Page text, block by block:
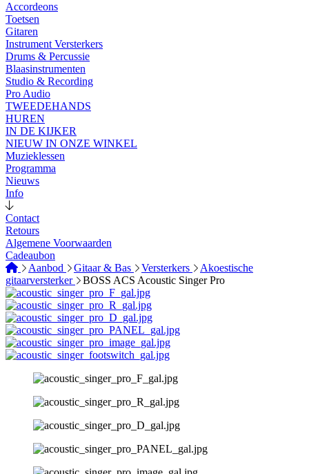
Accordeons
Toetsen
Gitaren
Instrument Versterkers
Drums & Percussie
Blaasinstrumenten
Studio & Recording
Pro Audio
TWEEDEHANDS
HUREN
IN DE KIJKER
NIEUW IN ONZE WINKEL
Muzieklessen
Programma
Nieuws
Info
Contact
Retours
Algemene Voorwaarden
Cadeaubon
Aanbod
Gitaar & Bas Versterkers
Akoestische
gitaarversterker
BOSS ACS Acoustic Singer Pro